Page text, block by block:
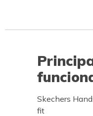
Skechers
fit